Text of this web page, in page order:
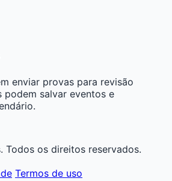
enviar provas para revisão
salvar eventos e
os direitos reservados.
Termos de uso